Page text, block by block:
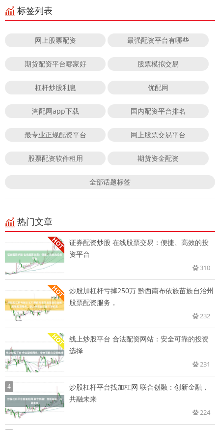
标签列表
网上股票配资 最强配资平台有哪些
期货配资平台哪家好 股票模拟交易
杠杆炒股利息 优配网
淘配网app下载 国内配资平台排名
最专业正规配资平台 网上股票交易平台
股票配资软件租用 期货资金配资
全部话题标签
热门文章
证券配资炒股 在线股票交易：便捷、高效的投
资平台
310
炒股加杠杆亏掉250万 黔西南布依族苗族自治州
股票配资服务，
232
线上炒股平台 合法配资网站：安全可靠的投资
选择
231
4
炒股杠杆平台找加杠网 联合创融：创新金融，
共融未来
224